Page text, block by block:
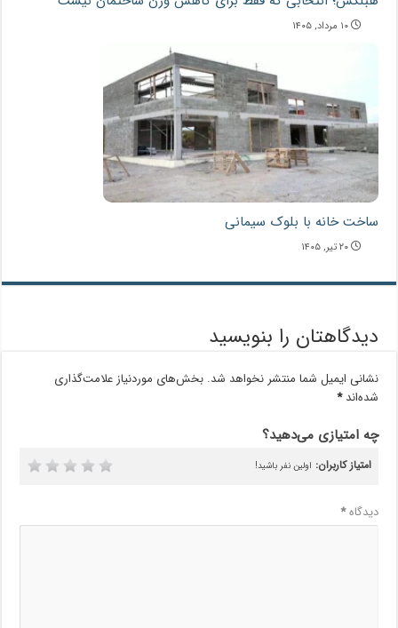
۱۰ مرداد, ۱۴۰۵
ساخت خانه با بلوک سیمانی
۲۰ تیر, ۱۴۰۵
دیدگاهتان را بنویسید
نشانی ایمیل شما منتشر نخواهد شد. بخش‌های موردنیاز علامت‌گذاری
شده‌اند*
چه امتیازی می‌دهید؟
امتیاز کاربران: اولین نفر باشید!
دیدگاه*